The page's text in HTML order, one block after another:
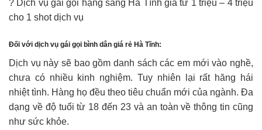
? Dịch vụ gái gọi hạng sang Hà Tĩnh giá từ 1 triệu – 4 triệu
cho 1 shot dịch vụ
Đối với dịch vụ gái gọi bình dân giá rẻ Hà Tĩnh:
Dịch vụ này sẽ bao gồm danh sách các em mới vào nghề,
chưa có nhiều kinh nghiệm. Tuy nhiên lại rất hăng hái
nhiệt tình. Hàng họ đều theo tiêu chuẩn mới của ngành. Đa
dạng về độ tuổi từ 18 đến 23 và an toàn về thông tin cũng
như sức khỏe.